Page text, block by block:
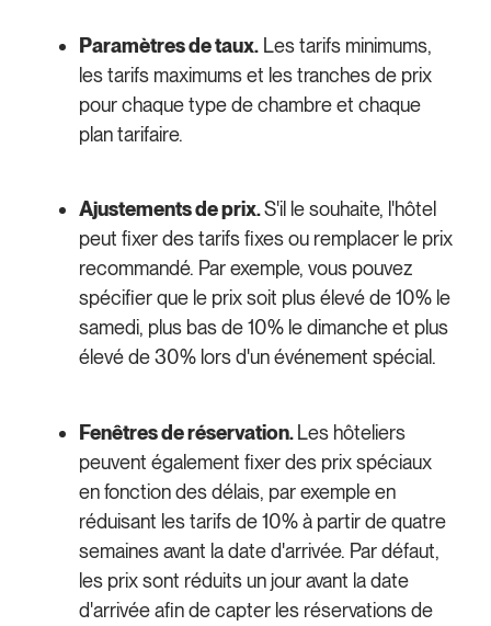
Paramètres de taux. Les tarifs minimums,
les tarifs maximums et les tranches de prix
pour chaque type de chambre et chaque
plan tarifaire.
Ajustements de prix.S'il le souhaite, l'hôtel
peut fixer des tarifs fixes ou remplacer le prix
recommandé. Par exemple, vous pouvez
spécifier que le prix soit plus élevé de 10% le
samedi, plus bas de 10% le dimanche et plus
élevé de 30% lors d'un événement spécial.
Fenêtres de réservation.Les hôteliers
peuvent également fixer des prix spéciaux
en fonction des délais, par exemple en
réduisant les tarifs de 10% à partir de quatre
semaines avant la date d'arrivée. Par défaut,
les prix sont réduits un jour avant la date
d'arrivée afin de capter les réservations de